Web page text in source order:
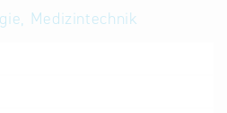
Sie Ihren
Medizintechnik